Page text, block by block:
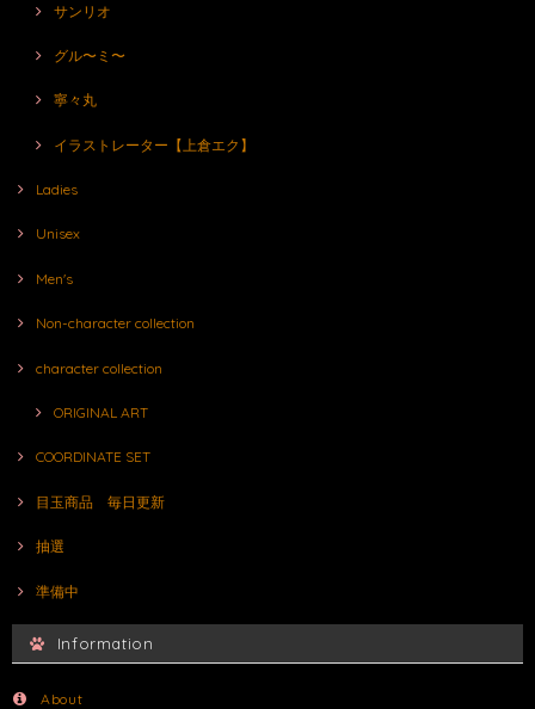
サンリオ
グル〜ミ〜
寧々丸
イラストレーター【上倉エク】
Ladies
Unisex
Men's
Non-character collection
character collection
ORIGINAL ART
COORDINATE SET
目玉商品 毎日更新
抽選
準備中
Information
About